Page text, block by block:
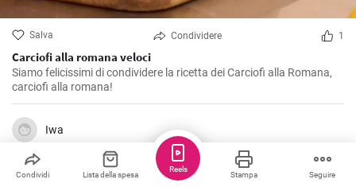
Salva Condividere 1
Carciofi alla romana veloci
Siamo felicissimi di condividere la ricetta dei Carciofi alla Romana,
carciofi alla romana!
Iwa
Condividi Lista della spesa Stampa Seguire
Reels